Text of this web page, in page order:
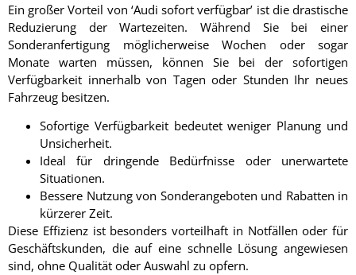
Ein großer Vorteil von ‘Audi sofort verfügbar’ ist die drastische
Reduzierung der Wartezeiten. Während Sie bei einer
Sonderanfertigung möglicherweise Wochen oder sogar
Monate warten müssen, können Sie bei der sofortigen
Verfügbarkeit innerhalb von Tagen oder Stunden Ihr neues
Fahrzeug besitzen.
Sofortige Verfügbarkeit bedeutet weniger Planung und
Unsicherheit.
Ideal für dringende Bedürfnisse oder unerwartete
Situationen.
Bessere Nutzung von Sonderangeboten und Rabatten in
kürzerer Zeit.
Diese Effizienz ist besonders vorteilhaft in Notfällen oder für
Geschäftskunden, die auf eine schnelle Lösung angewiesen
sind, ohne Qualität oder Auswahl zu opfern.